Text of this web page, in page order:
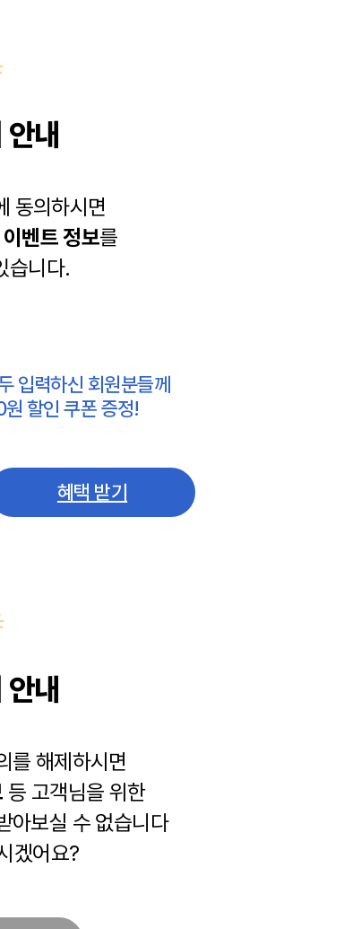
내
동의하시면
이벤트 정보를
습니다.
입력하신 회원분들께
할인 쿠폰 증정!
혜택 받기
내
를 해제하시면
등 고객님을 위한
아보실 수 없습니다
겠어요?